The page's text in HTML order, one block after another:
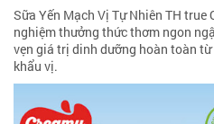
Sữa Yến Mạch Vị Tự Nhiên TH true
nghiệm thưởng thức thơm ngon
vẹn giá trị dinh dưỡng hoàn toàn
khẩu vị.